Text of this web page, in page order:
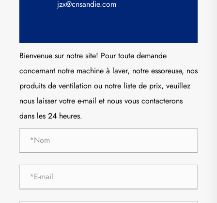
jzx@cnsandie.com
Bienvenue sur notre site! Pour toute demande
concernant notre machine à laver, notre essoreuse, nos
produits de ventilation ou notre liste de prix, veuillez
nous laisser votre e-mail et nous vous contacterons
dans les 24 heures.